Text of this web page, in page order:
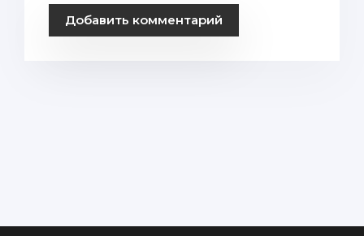
Добавить комментарий